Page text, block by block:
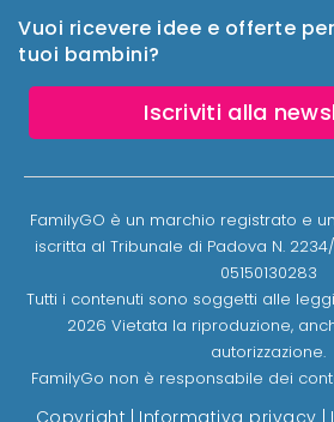
Vuoi ricevere idee e offerte
tuoi bambini?
Iscriviti alla
FamilyGO è un marchio registrato e
iscritta al Tribunale di Padova N. 2234/
05150130283
Tutti i contenuti sono soggetti alle
2026 Vietata la riproduzione,
autorizzazione.
FamilyGo non è responsabile dei
Copyright | Informativa privacy |